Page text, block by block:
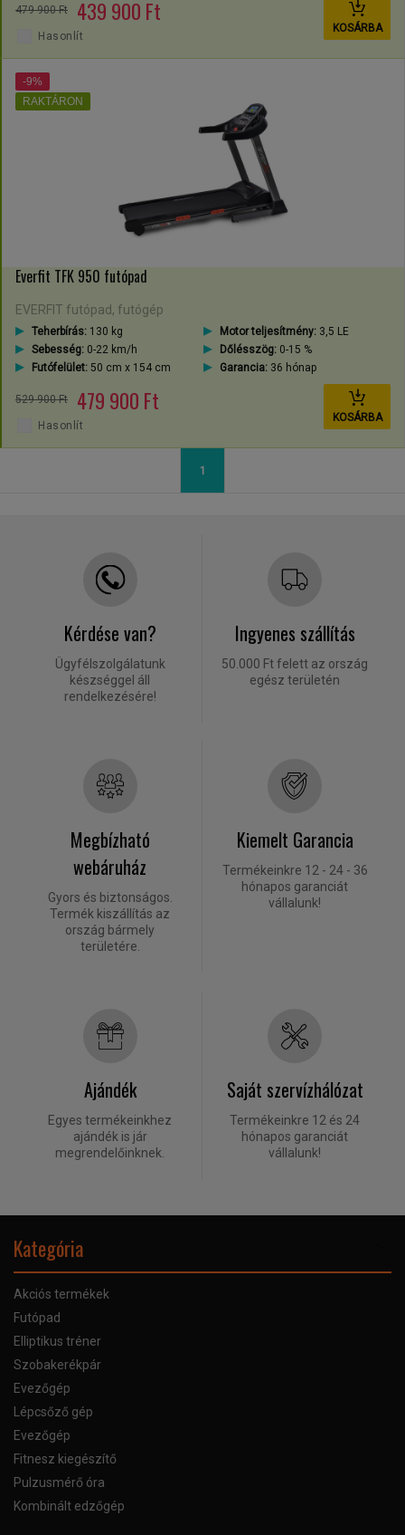
479 900 Ft 439 900 Ft
KOSÁRBA
Hasonlít
Everfit TFK 950 futópad
EVERFIT futópad, futógép
Teherbírás: 130 kg Motor teljesítmény:3,5 LE
Sebesség: 0-22 km/h Dőlésszög:0-15 %
Futófelület: 50 cm x 154 cm Garancia:36 hónap
529 900 Ft 479 900 Ft
KOSÁRBA
-9%
RAKTÁRON
Hasonlít
1
Kérdése van?
Ügyfélszolgálatunk
készséggel áll
rendelkezésére!
Ingyenes szállítás
50.000 Ft felett az ország
egész területén
Megbízható
webáruház
Gyors és biztonságos.
Termék kiszállítás az
ország bármely
területére.
Kiemelt Garancia
Termékeinkre 12 - 24 - 36
hónapos garanciát
vállalunk!
Ajándék
Egyes termékeinkhez
ajándék is jár
megrendelőinknek.
Saját szervízhálózat
Termékeinkre 12 és 24
hónapos garanciát
vállalunk!
Kategória
Akciós termékek
Futópad
Elliptikus tréner
Szobakerékpár
Evezőgép
Lépcsőző gép
Evezőgép
Fitnesz kiegészítő
Pulzusmérő óra
Kombinált edzőgép